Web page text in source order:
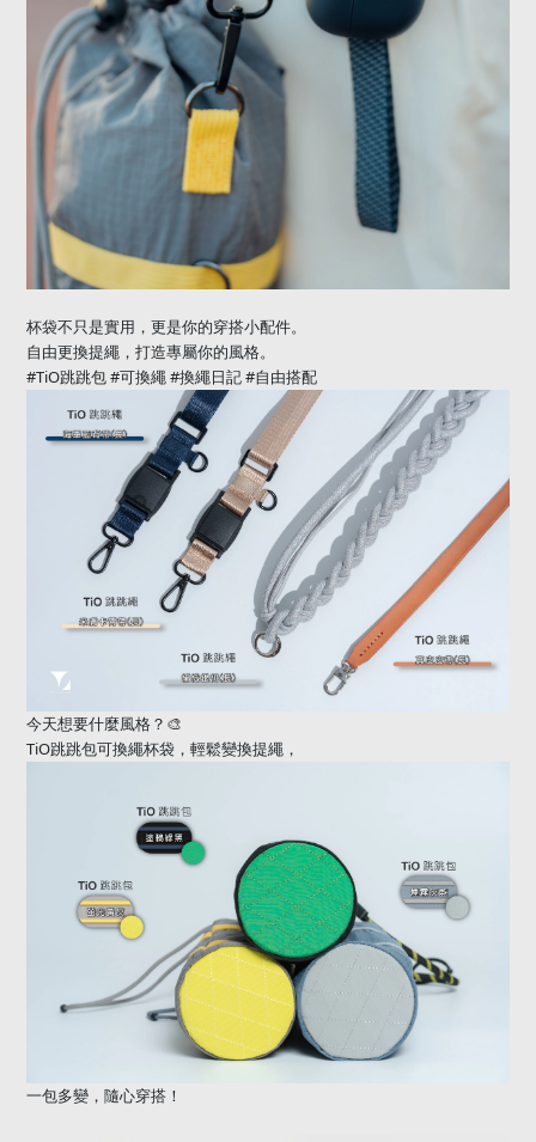
杯袋不只是實用，更是你的穿搭小配件。
自由更換提繩，打造專屬你的風格。
#TiO跳跳包#可換繩#換繩日記#自由搭配
今天想要什麼風格？ 🎨
TiO跳跳包可換繩杯袋，輕鬆變換提繩，
一包多變，隨心穿搭！